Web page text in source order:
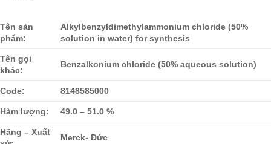
Tên sản
phẩm:
Alkylbenzyldimethylammonium chloride (50%
solution in water) for synthesis
Tên gọi
khác:
Benzalkonium chloride (50% aqueous solution)
Code: 8148585000
Hàm lượng: 49.0 – 51.0 %
Hãng – Xuất
Merck- Đức